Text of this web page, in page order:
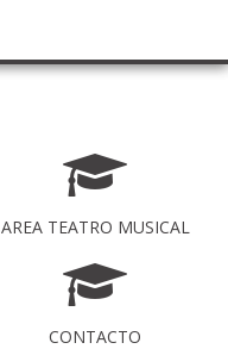
AREA TEATRO MUSICAL
CONTACTO